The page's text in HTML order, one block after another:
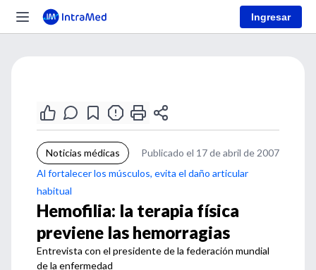
Ingresar
Noticias médicas
Publicado el 17 de abril de 2007
Al fortalecer los músculos, evita el daño articular
habitual
Hemofilia: la terapia física
previene las hemorragias
Entrevista con el presidente de la federación mundial
de la enfermedad